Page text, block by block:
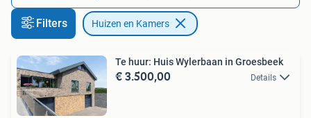
Filters Huizen en Kamers
Te huur: Huis Wylerbaan in Groesbeek
€ 3.500,00 Details